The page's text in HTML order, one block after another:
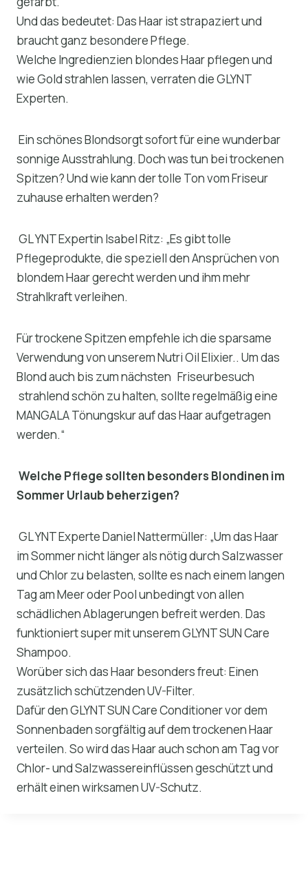
Und das bedeutet: Das Haar ist strapaziert und
braucht ganz besondere Pflege.
Welche Ingredienzien blondes Haar pflegen und
wie Gold strahlen lassen, verraten die GLYNT
Experten.
Ein schönes Blondsorgt sofort für eine wunderbar
sonnige Ausstrahlung. Doch was tun bei trockenen
Spitzen? Und wie kann der tolle Ton vom Friseur
zuhause erhalten werden?
GL YNT Expertin Isabel Ritz: „Es gibt tolle
Pflegeprodukte, die speziell den Ansprüchen von
blondem Haar gerecht werden und ihm mehr
Strahlkraft verleihen.
Für trockene Spitzen empfehle ich die sparsame
Verwendung von unserem Nutri Oil Elixier.. Um das
Blond auch bis zum nächsten Friseurbesuch
strahlend schön zu halten, sollte regelmäßig eine
MANGALA Tönungskur auf das Haar aufgetragen
werden.“
Welche Pflege sollten besonders Blondinen im
Sommer Urlaub beherzigen?
GL YNT Experte Daniel Nattermüller: „Um das Haar
im Sommer nicht länger als nötig durch Salzwasser
und Chlor zu belasten, sollte es nach einem langen
Tag am Meer oder Pool unbedingt von allen
schädlichen Ablagerungen befreit werden. Das
funktioniert super mit unserem GLYNT SUN Care
Shampoo.
Worüber sich das Haar besonders freut: Einen
zusätzlich schützenden UV-Filter.
Dafür den GLYNT SUN Care Conditioner vor dem
Sonnenbaden sorgfältig auf dem trockenen Haar
verteilen. So wird das Haar auch schon am Tag vor
Chlor- und Salzwassereinflüssen geschützt und
erhält einen wirksamen UV-Schutz.